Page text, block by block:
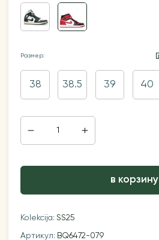
Размер:
38 38.5 39 40
в корзину
Kolekcija:SS25
Артикул: BQ6472-079